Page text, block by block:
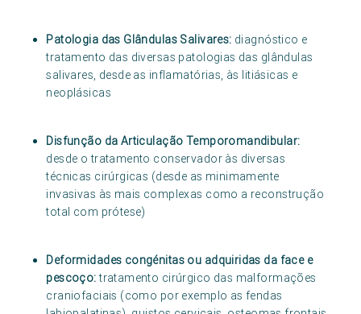
Patologia das Glândulas Salivares: diagnóstico e
tratamento das diversas patologias das glândulas
salivares, desde as inflamatórias, às litiásicas e
neoplásicas
Disfunção da Articulação Temporomandibular:
desde o tratamento conservador às diversas
técnicas cirúrgicas (desde as minimamente
invasivas às mais complexas como a reconstrução
total com prótese)
Deformidades congénitas ou adquiridas da face e
pescoço:tratamento cirúrgico das malformações
craniofaciais (como por exemplo as fendas